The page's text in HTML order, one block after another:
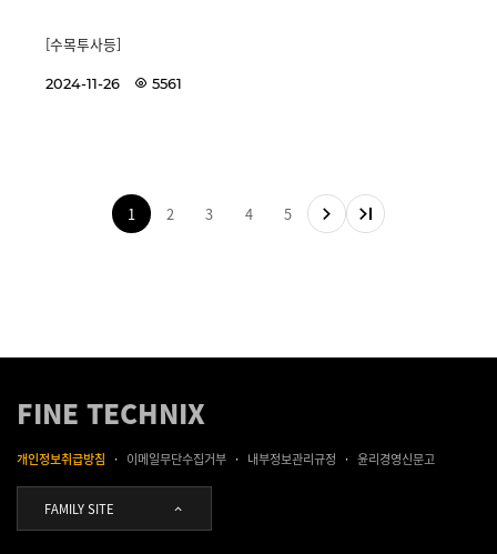
[수목투사등]
2024-11-26 5561
1 2 3 4 5
FINE TECHNIX
개인정보취급방침 이메일무단수집거부 내부정보관리규정 윤리경영신문고
FAMILY SITE